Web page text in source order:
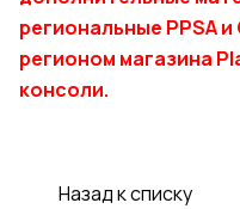
региональные PPSA
регионом магазина
консоли.
Назад к списку